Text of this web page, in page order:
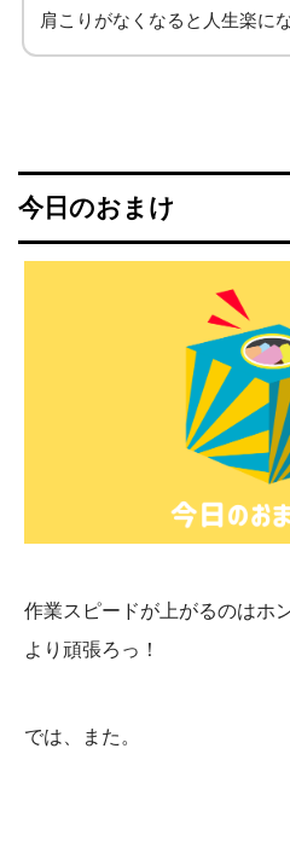
肩こりがなくなると人生楽に
今日のおまけ
作業スピードが上がるのはホ
より頑張ろっ！
では、また。